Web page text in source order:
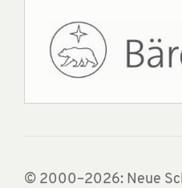
© 2000–2026: Neue